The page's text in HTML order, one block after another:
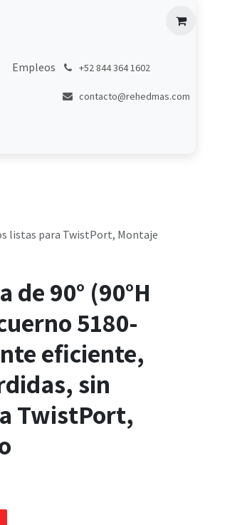
Empleos +52 844 364 1602
contacto@rehedmas.com
listas para TwistPort, Montaje
90° (90°H
5180-
eficiente,
sin
TwistPort,